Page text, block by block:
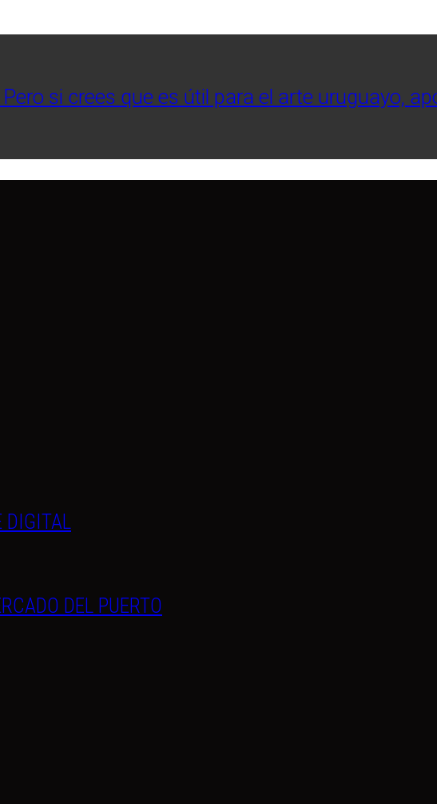
si crees que es útil para el arte uruguayo,
DIGITAL
DEL PUERTO